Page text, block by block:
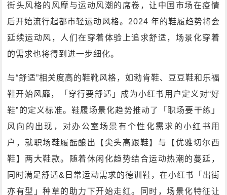
街头风格的风靡与运动风潮的席卷，让中国市场在疫情
后开始流行起都市轻运动风格。2024 年的鞋履趋势将会
延续运动风，人们在穿着体验上追求舒适，场景化穿着
的需求也将得到进一步细化。
与“舒适”相关度高的鞋靴风格，如勃肯鞋、豆豆鞋和乐福
鞋开始风靡，「穿行要舒适」成为小红书用户定义对“好
鞋”的定义标准。鞋履场景化趋势推动了「职场要干练」
风向的出现，对办公室场景有个性化需求的小红书用
户，就职场鞋履酝酿出【尖头高跟鞋】与【优雅切尔西
鞋】两大鞋款。随着休闲化趋势结合运动热潮的蔓延，
同时满足舒适&日常运动需求的德训鞋，在小红书「出街
亦有型」种草的助力下开始走红。同时，场景化特征让